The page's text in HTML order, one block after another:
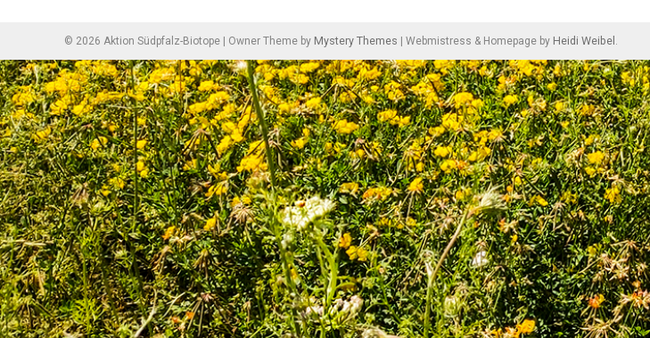
© 2026 Aktion Südpfalz-Biotope Owner Theme by Mystery Themes Webmistress & Homepage by Heidi Weibel .